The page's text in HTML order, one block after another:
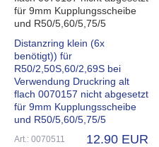
Distanzring klein (6x
benötigt)) für
R50/2,50S,60/2,69S bei
Verwendung Druckring alt
flach 0070157 nicht abgesetzt
für 9mm Kupplungsscheibe
und R50/5,60/5,75/5
Art.: 0070511 12.90 EUR